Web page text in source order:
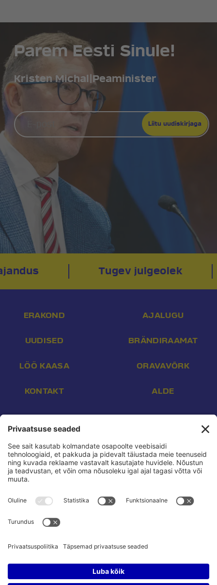
Parem Eesti Sinule!
Kristen Michal Peaminister
Tugev julgeolek
ERAKOND
UUDISED
LÖÖ KAASA
KONTAKT
AJALUGU
BRÄNDIRAAMAT
ORAVAVÕRK
ALDE
Aadress:
Endla 16, Tallinn 10142
Telefon: +372 507 3113
Konto nr: EE532200221002169472
Saaja: Eesti Reformierakond
Pank:
HABAEE2X
reform.ee kasutustingimused:
Privaatsusseaded: